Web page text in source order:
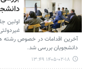
اولین
آخرین اقدامات در خصوص رشته
دانشجویان بررسی شد.
۱۴۰۵-۰۲-۱۸ ۱۳:۴۹